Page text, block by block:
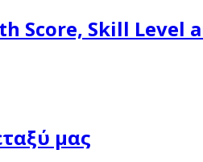
Score, Skill Level
μας